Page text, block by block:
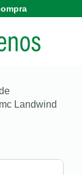
Landwind